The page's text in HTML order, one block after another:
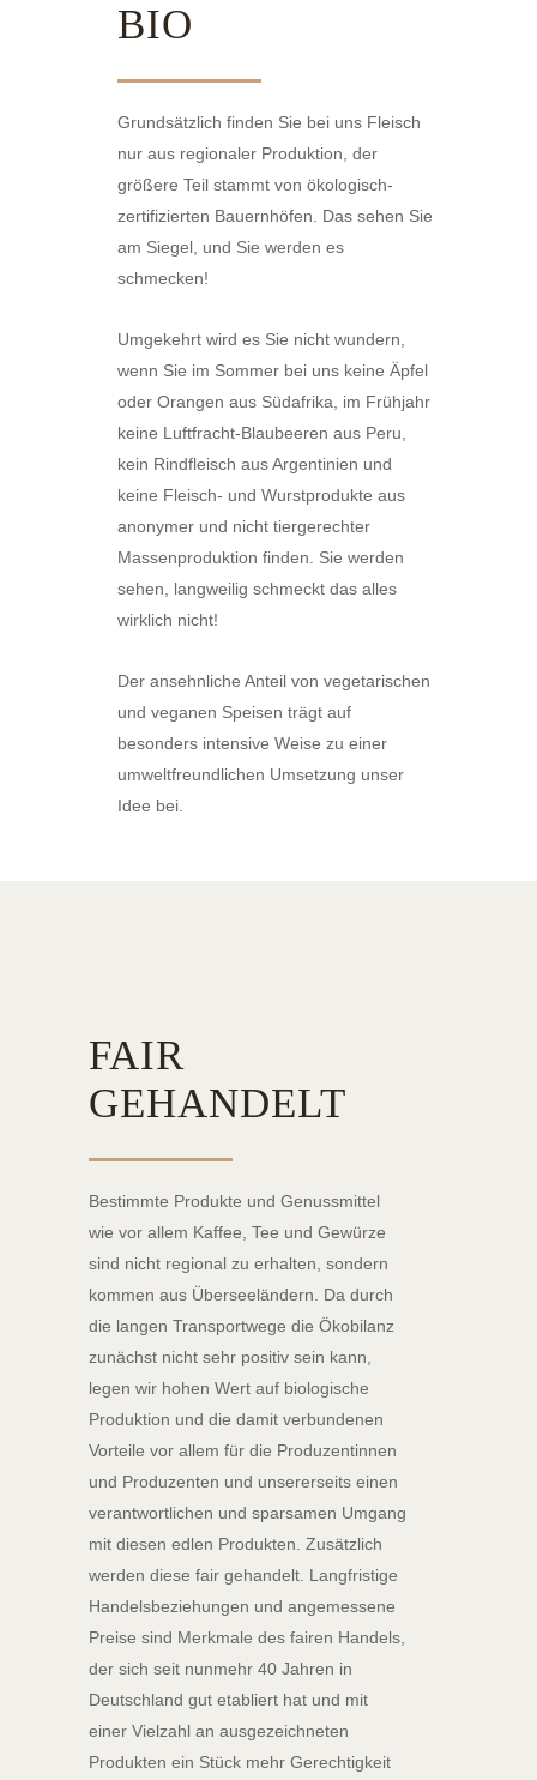
BIO
Grundsätzlich finden Sie bei uns Fleisch
nur aus regionaler Produktion, der
größere Teil stammt von ökologisch-
zertifizierten Bauernhöfen. Das sehen Sie
am Siegel, und Sie werden es
schmecken!
Umgekehrt wird es Sie nicht wundern,
wenn Sie im Sommer bei uns keine Äpfel
oder Orangen aus Südafrika, im Frühjahr
keine Luftfracht-Blaubeeren aus Peru,
kein Rindfleisch aus Argentinien und
keine Fleisch- und Wurstprodukte aus
anonymer und nicht tiergerechter
Massenproduktion finden. Sie werden
sehen, langweilig schmeckt das alles
wirklich nicht!
Der ansehnliche Anteil von vegetarischen
und veganen Speisen trägt auf
besonders intensive Weise zu einer
umweltfreundlichen Umsetzung unser
Idee bei.
FAIR
GEHANDELT
Bestimmte Produkte und Genussmittel
wie vor allem Kaffee, Tee und Gewürze
sind nicht regional zu erhalten, sondern
kommen aus Überseeländern. Da durch
die langen Transportwege die Ökobilanz
zunächst nicht sehr positiv sein kann,
legen wir hohen Wert auf biologische
Produktion und die damit verbundenen
Vorteile vor allem für die Produzentinnen
und Produzenten und unsererseits einen
verantwortlichen und sparsamen Umgang
mit diesen edlen Produkten. Zusätzlich
werden diese fair gehandelt. Langfristige
Handelsbeziehungen und angemessene
Preise sind Merkmale des fairen Handels,
der sich seit nunmehr 40 Jahren in
Deutschland gut etabliert hat und mit
einer Vielzahl an ausgezeichneten
Produkten ein Stück mehr Gerechtigkeit